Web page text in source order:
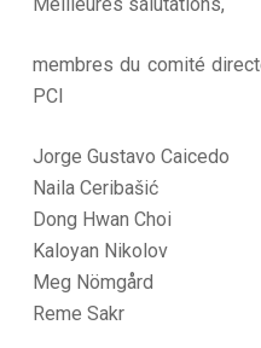
membres du comité
PCI
Jorge Gustavo Caicedo
Naila Ceribašić
Dong Hwan Choi
Kaloyan Nikolov
Meg Nömgård
Reme Sakr